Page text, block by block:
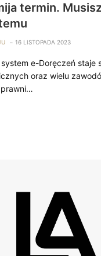
termin.
16 LISTOPADA 2023
e-Doręczeń staje
oraz wielu